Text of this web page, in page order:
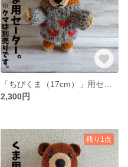
2,300円
残り1点